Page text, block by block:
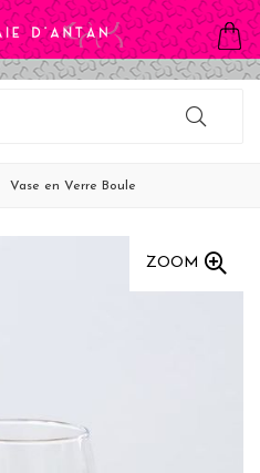
Vase en Verre Boule
ZOOM